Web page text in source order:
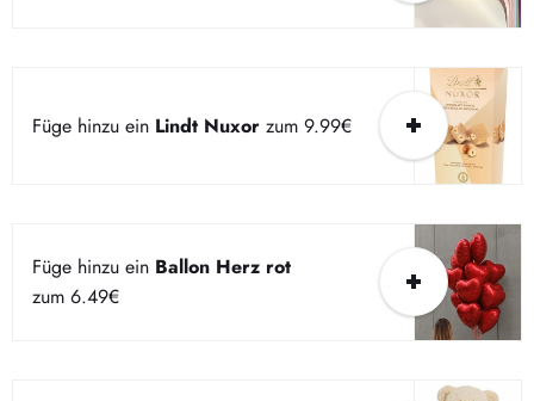
Füge hinzu ein Lindt Nuxor zum 9.99€
Füge hinzu ein Ballon Herz rot
zum 6.49€